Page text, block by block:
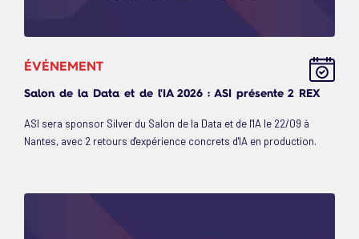
ÉVÉNEMENT
Salon de la Data et de l'IA 2026 : ASI présente 2 REX
ASI sera sponsor Silver du Salon de la Data et de l'IA le 22/09 à
Nantes, avec 2 retours d'expérience concrets d'IA en production.